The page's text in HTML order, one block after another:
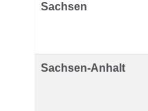
Sachsen
Sachsen-Anhalt